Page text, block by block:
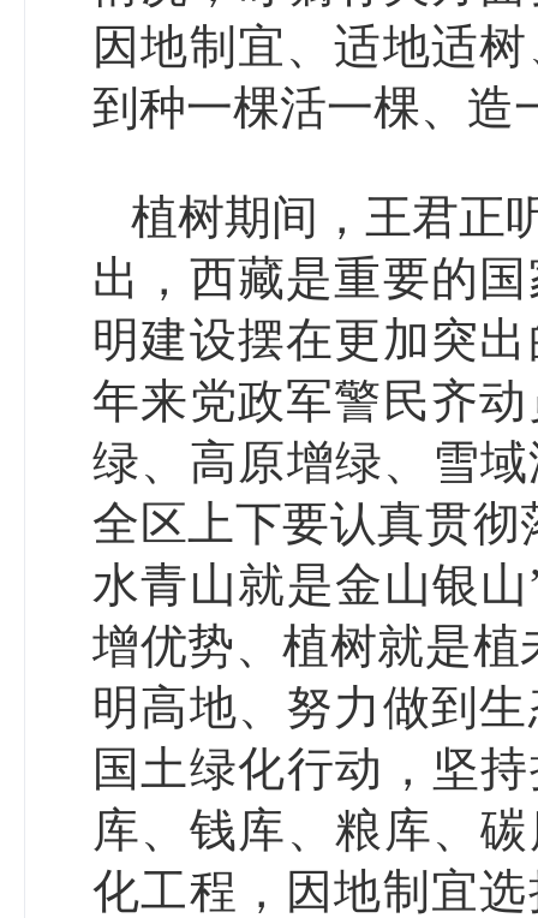
因地制宜、适地适
到种一棵活一棵、造
植树期间，王君正
出，西藏是重要的
明建设摆在更加突
年来党政军警民齐
绿、高原增绿、雪
全区上下要认真贯
水青山就是金山银
增优势、植树就是植
明高地、努力做到
国土绿化行动，坚
库、钱库、粮库、
化工程，因地制宜